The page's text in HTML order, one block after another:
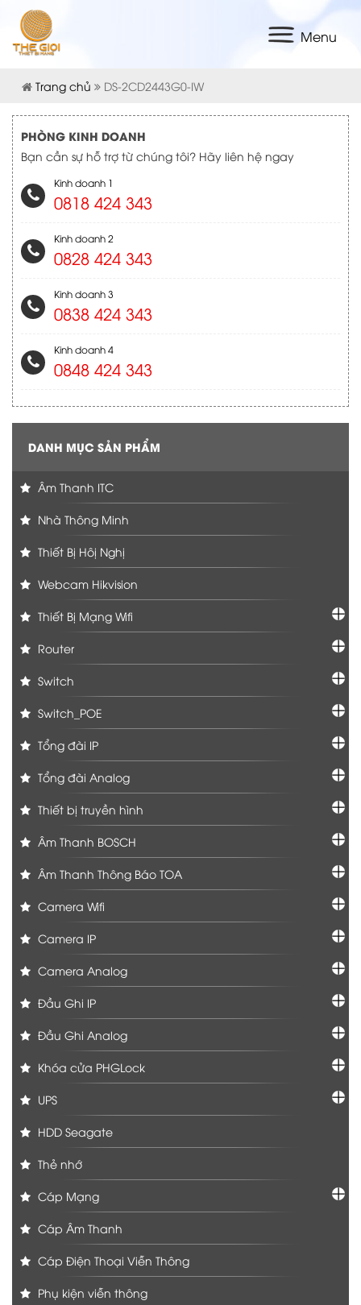
Menu
Trang chủ DS-2CD2443G0-IW
PHÒNG KINH DOANH
Bạn cần sự hỗ trợ từ chúng tôi? Hãy liên hệ ngay
Kinh doanh 1
0818 424 343
Kinh doanh 2
0828 424 343
Kinh doanh 3
0838 424 343
Kinh doanh 4
0848 424 343
DANH MỤC SẢN PHẨM
Âm Thanh ITC
Nhà Thông Minh
Thiết Bị Hôị Nghị
Webcam Hikvision
Thiết Bị Mạng Wifi
Router
Switch
Switch_POE
Tổng đài IP
Tổng đài Analog
Thiết bị truyền hình
Âm Thanh BOSCH
Âm Thanh Thông Báo TOA
Camera Wifi
Camera IP
Camera Analog
Đầu Ghi IP
Đầu Ghi Analog
Khóa cửa PHGLock
UPS
HDD Seagate
Thẻ nhớ
Cáp Mạng
Cáp Âm Thanh
Cáp Điện Thoại Viễn Thông
Phụ kiện viễn thông